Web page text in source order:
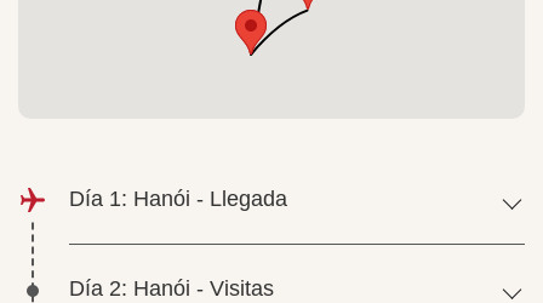
Día 1: Hanói - Llegada
Día 2: Hanói - Visitas